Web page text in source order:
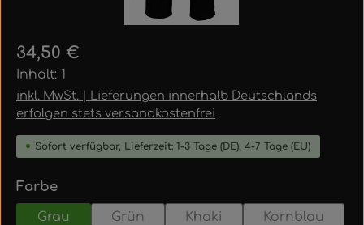
Regulärer Preis:
34,50 €
Inhalt: 1
inkl. MwSt. | Lieferungen innerhalb Deutschlands
erfolgen stets versandkostenfrei
Sofort verfügbar, Lieferzeit: 1-3 Tage (DE), 4-7 Tage (EU)
Farbeauswählen
Grau Grün Khaki
Kornblau